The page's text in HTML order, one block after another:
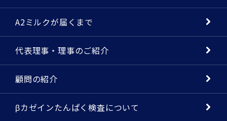
A2ミルクが届くまで
代表理事・理事のご紹介
顧問の紹介
βカゼインたんぱく検査について